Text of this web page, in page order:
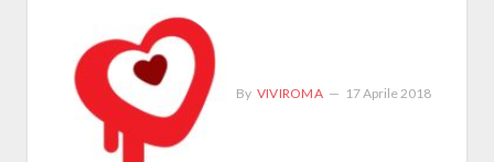
By VIVIROMA 17 Aprile 2018